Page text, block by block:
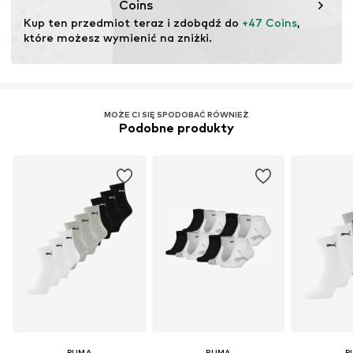
Coins
Kup ten przedmiot teraz i zdobądź do +47 Coins,
które możesz wymienić na zniżki.
MOŻE CI SIĘ SPODOBAĆ RÓWNIEŻ
Podobne produkty